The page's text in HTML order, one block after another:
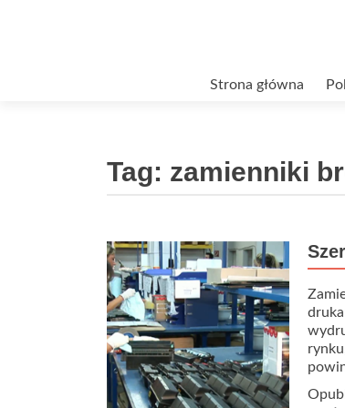
Strona główna
Tag: zamienniki